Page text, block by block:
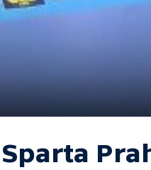
Sparta